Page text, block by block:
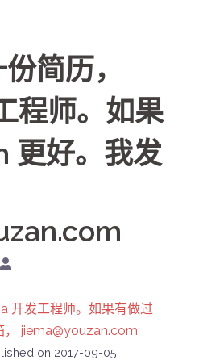
简历，
程师。如果
更好。我发
开发工程师。如果有做过
， jiema@youzan.com
on 2017-09-05